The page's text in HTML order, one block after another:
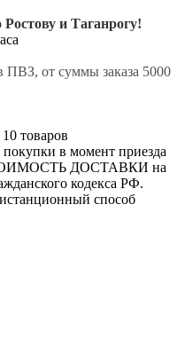
и Таганрогу!
от суммы заказа 5000
товаров
в момент приезда
СТОИМОСТЬ ДОСТАВКИ на
кодекса РФ.
способ